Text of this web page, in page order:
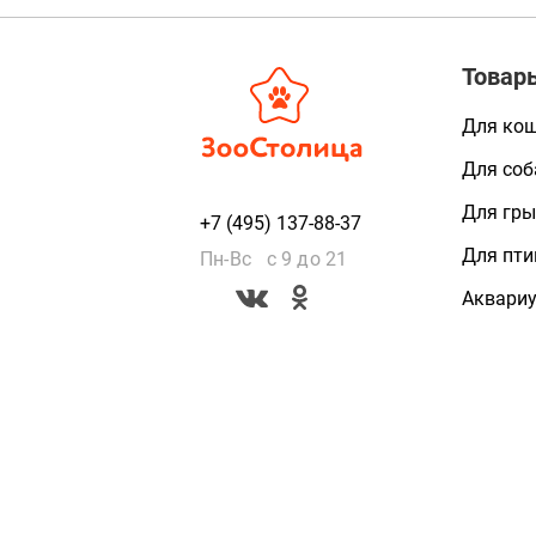
+7 (495) 137-88-37
Пн-Вс с 9 до 21
Для
Для
Для
Для